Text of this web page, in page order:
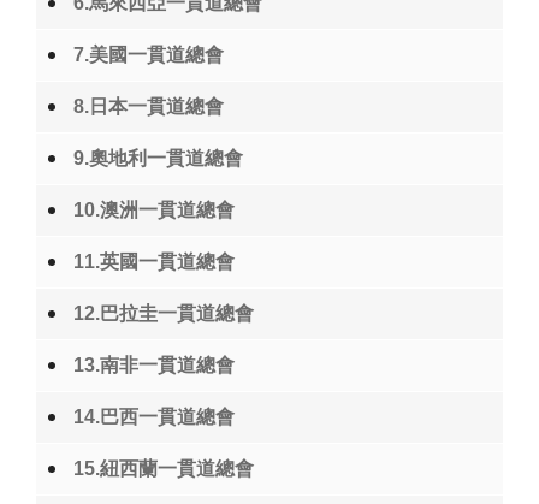
7.美國一貫道總會
8.日本一貫道總會
9.奧地利一貫道總會
10.澳洲一貫道總會
11.英國一貫道總會
12.巴拉圭一貫道總會
13.南非一貫道總會
14.巴西一貫道總會
15.紐西蘭一貫道總會